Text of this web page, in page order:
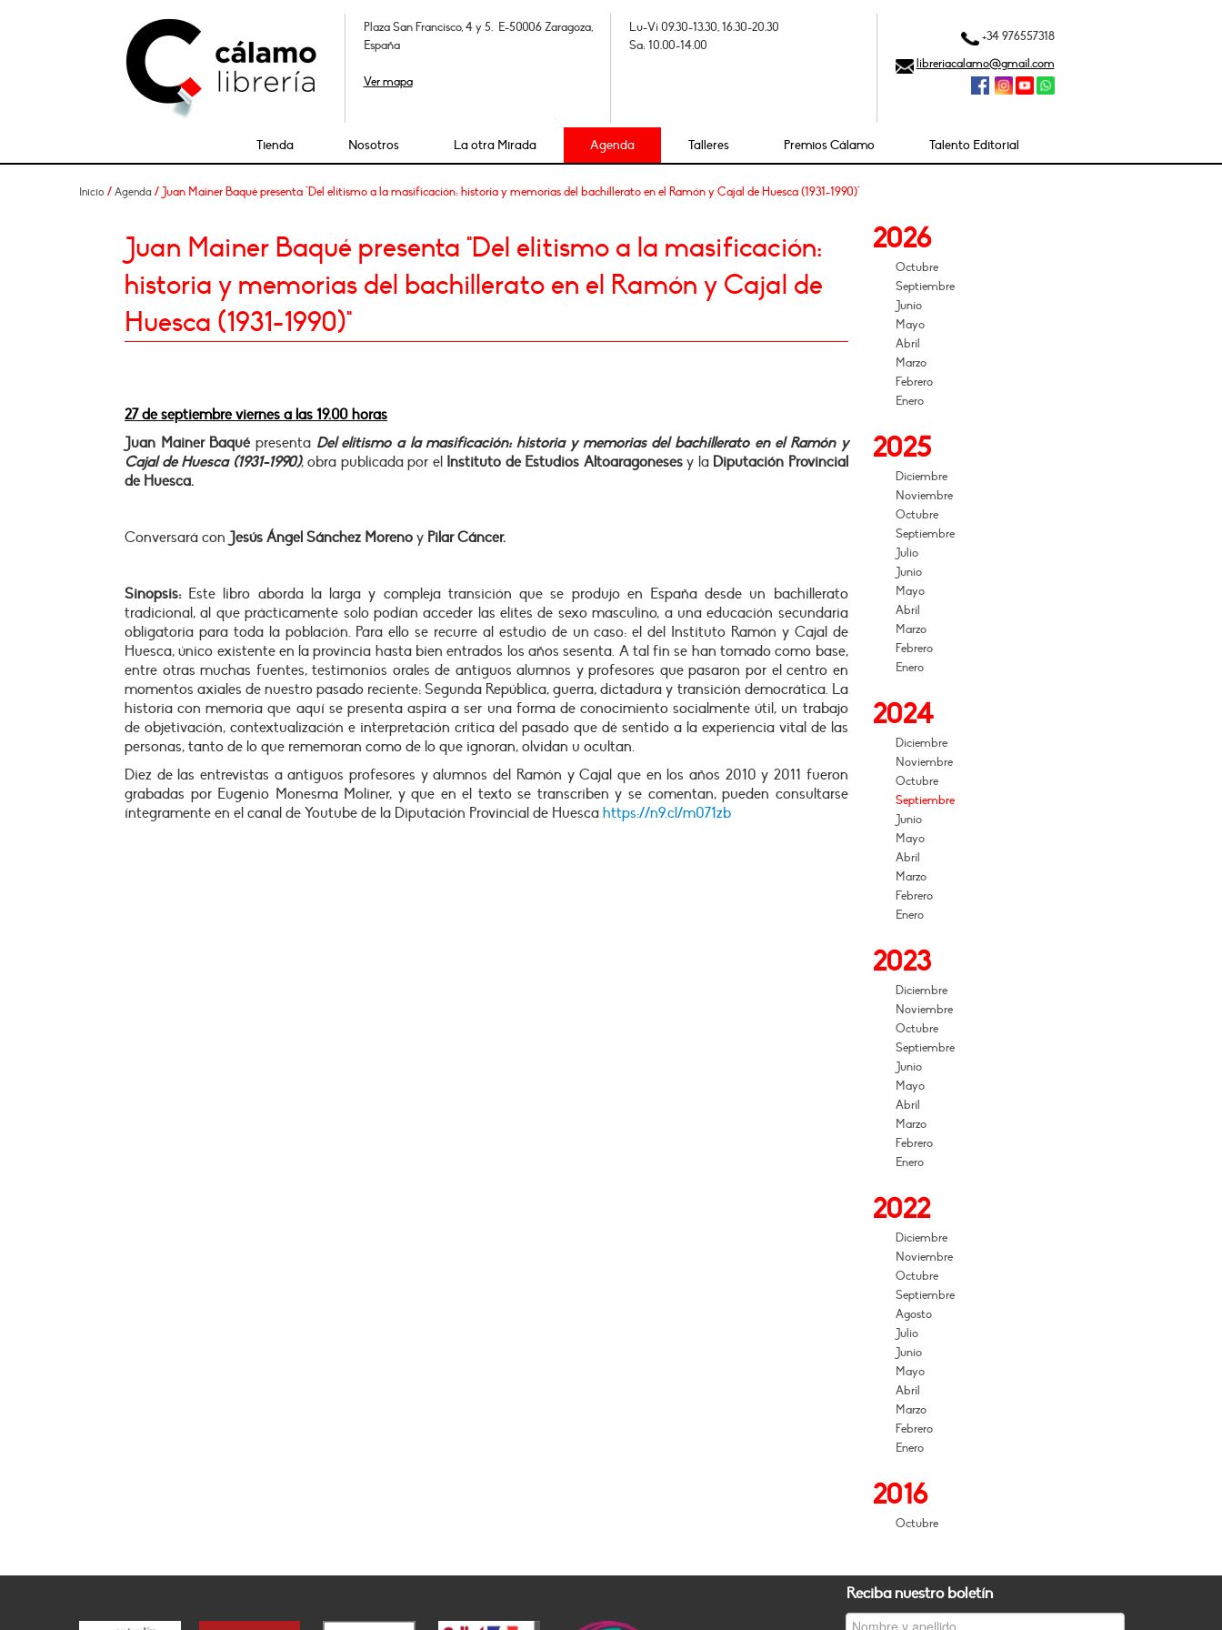
Plaza San Francisco, 4 y 5. E-50006 Zaragoza,
España
Ver mapa
Lu-Vi 09.30-13.30, 16.30-20.30
Sa: 10.00-14.00
+34 976557318
libreriacalamo@gmail.com
Tienda Nosotros La otra Mirada Agenda Talleres Premios Cálamo Talento Editorial
Inicio / Agenda / Juan Mainer Baqué presenta "Del elitismo a la masificación: historia y memorias del bachillerato en el Ramón y Cajal de Huesca (1931-1990)"
Juan Mainer Baqué presenta "Del elitismo a la masificación:
historia y memorias del bachillerato en el Ramón y Cajal de
Huesca (1931-1990)"
27 de septiembre viernes a las 19.00 horas
Juan Mainer Baqué presenta Del elitismo a la masificación: historia y memorias del bachillerato en el Ramón y
Cajal de Huesca (1931-1990), obra publicada por el Instituto de Estudios Altoaragonesesy la Diputación Provincial
de Huesca.
Conversará con Jesús Ángel Sánchez Moreno y Pilar Cáncer.
Sinopsis: Este libro aborda la larga y compleja transición que se produjo en España desde un bachillerato
tradicional, al que prácticamente solo podían acceder las elites de sexo masculino, a una educación secundaria
obligatoria para toda la población. Para ello se recurre al estudio de un caso: el del Instituto Ramón y Cajal de
Huesca, único existente en la provincia hasta bien entrados los años sesenta. A tal fin se han tomado como base,
entre otras muchas fuentes, testimonios orales de antiguos alumnos y profesores que pasaron por el centro en
momentos axiales de nuestro pasado reciente: Segunda República, guerra, dictadura y transición democrática. La
historia con memoria que aquí se presenta aspira a ser una forma de conocimiento socialmente útil, un trabajo
de objetivación, contextualización e interpretación crítica del pasado que dé sentido a la experiencia vital de las
personas, tanto de lo que rememoran como de lo que ignoran, olvidan u ocultan.
Diez de las entrevistas a antiguos profesores y alumnos del Ramón y Cajal que en los años 2010 y 2011 fueron
grabadas por Eugenio Monesma Moliner, y que en el texto se transcriben y se comentan, pueden consultarse
íntegramente en el canal de Youtube de la Diputación Provincial de Huesca https://n9.cl/m071zb
2026
Octubre
Septiembre
Junio
Mayo
Abril
Marzo
Febrero
Enero
2025
Diciembre
Noviembre
Octubre
Septiembre
Julio
Junio
Mayo
Abril
Marzo
Febrero
Enero
2024
Diciembre
Noviembre
Octubre
Septiembre
Junio
Mayo
Abril
Marzo
Febrero
Enero
2023
Diciembre
Noviembre
Octubre
Septiembre
Junio
Mayo
Abril
Marzo
Febrero
Enero
2022
Diciembre
Noviembre
Octubre
Septiembre
Agosto
Julio
Junio
Mayo
Abril
Marzo
Febrero
Enero
2016
Octubre
Reciba nuestro boletín